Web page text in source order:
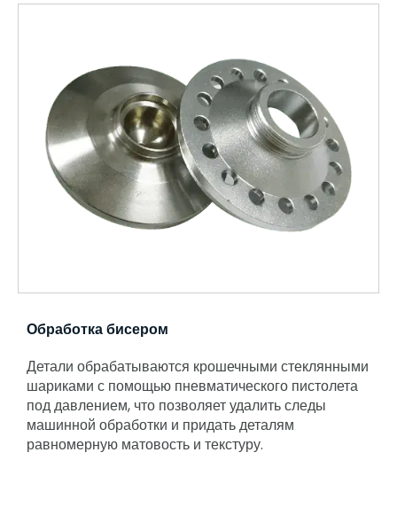
Обработка бисером
Детали обрабатываются крошечными стеклянными
шариками с помощью пневматического пистолета
под давлением, что позволяет удалить следы
машинной обработки и придать деталям
равномерную матовость и текстуру.